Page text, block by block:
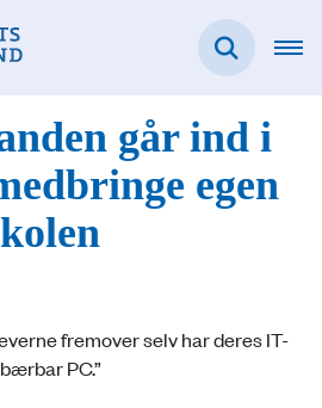
går ind i
egen
fremover selv har deres IT-
PC.”